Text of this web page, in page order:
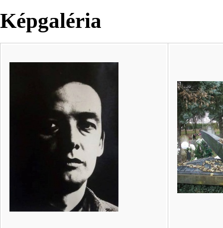
Képgaléria